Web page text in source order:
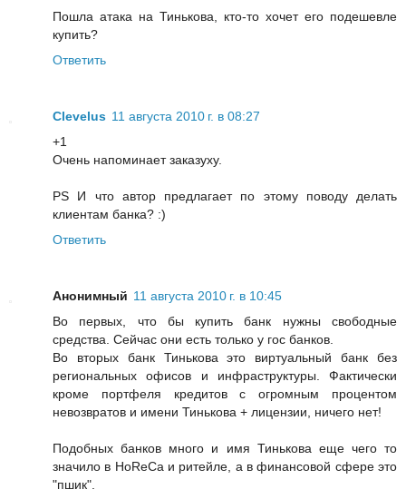
Пошла атака на Тинькова, кто-то хочет его подешевле
купить?
Ответить
Clevelus 11 августа 2010 г. в 08:27
+1
Очень напоминает заказуху.
PS И что автор предлагает по этому поводу делать
клиентам банка? :)
Ответить
Анонимный 11 августа 2010 г. в 10:45
Во первых, что бы купить банк нужны свободные
средства. Сейчас они есть только у гос банков.
Во вторых банк Тинькова это виртуальный банк без
региональных офисов и инфраструктуры. Фактически
кроме портфеля кредитов с огромным процентом
невозвратов и имени Тинькова + лицензии, ничего нет!
Подобных банков много и имя Тинькова еще чего то
значило в HoReCa и ритейле, а в финансовой сфере это
"пшик".